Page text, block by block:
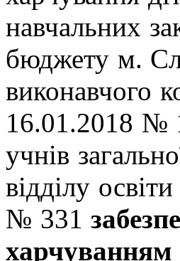
навчальних
бюджету м.
виконавчого
16.01.2018 №
учнів
відділу
№ 331
харчуванням